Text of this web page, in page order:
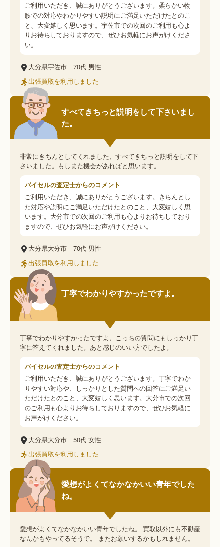
ご利用いただき、誠にありがとうございます。柔らかい物
腰での対応やわかりやすい説明にご満足いただけたとのこ
と、大変嬉しく思います。宇佐市での次回のご利用も心よ
りお待ちしておりますので、ぜひお気軽にお声がけくださ
い。
大分県宇佐市 70代 男性
出張買取を利用しました
すべてきちっと説明をして下さいまし
た。
非常にきちんとしてくれました。すべてきちっと説明をして下
さいました。もしまた機会があればと思います。
バイセルの査定士からのコメント
ご利用いただき、誠にありがとうございます。きちんとし
た対応や説明にご満足いただけたとのこと、大変嬉しく思
います。大分市での次回のご利用も心よりお待ちしており
ますので、ぜひお気軽にお声がけください。
大分県大分市 70代 男性
出張買取を利用しました
丁寧でわかりやすかったですよ。
丁寧でわかりやすかったですよ。こっちの質問にもしっかり丁
寧に答えてくれました。あと感じのいい方でしたよ。
バイセルの査定士からのコメント
ご利用いただき、誠にありがとうございます。丁寧でわか
りやすい対応や、しっかりとした質問への回答にご満足い
ただけたとのこと、大変嬉しく思います。大分市での次回
のご利用も心よりお待ちしておりますので、ぜひお気軽に
お声がけください。
大分県大分市 50代 女性
出張買取を利用しました
愛想がよくてなかなかいい青年でした
ね。
愛想がよくてなかなかいい青年でしたね。 買取以外にも不動産
なんかもやってるそうで。 またお願いするかもしれません。